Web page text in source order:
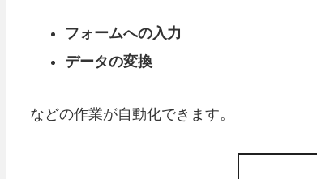
フォームへの入力
データの変換
などの作業が自動化できます。